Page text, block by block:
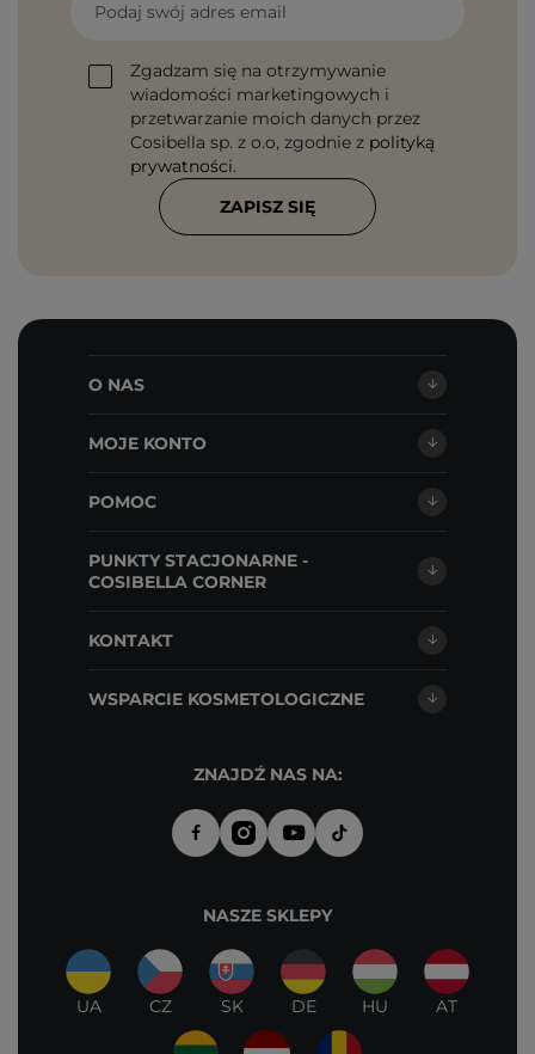
Podaj swój adres email
Zgadzam się na otrzymywanie
wiadomości marketingowych i
przetwarzanie moich danych przez
Cosibella sp. z o.o, zgodnie z polityką
prywatności.
ZAPISZ SIĘ
O NAS
MOJE KONTO
POMOC
PUNKTY STACJONARNE -
COSIBELLA CORNER
KONTAKT
WSPARCIE KOSMETOLOGICZNE
ZNAJDŹ NAS NA:
NASZE SKLEPY
UA CZ SK DE HU AT